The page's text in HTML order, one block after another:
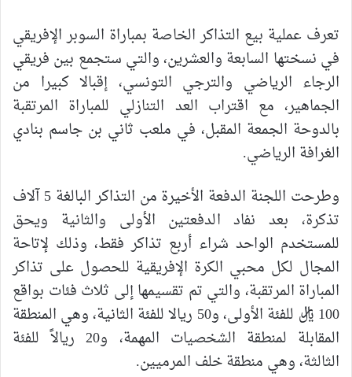
تعرف عملية بيع التذاكر الخاصة بمباراة السوبر الإفريقي
في نسختها السابعة والعشرين، والتي ستجمع بين فريقي
الرجاء الرياضي والترجي التونسي، إقبالا كبيرا من
الجماهير، مع اقتراب العد التنازلي للمباراة المرتقبة
بالدوحة الجمعة المقبل، في ملعب ثاني بن جاسم بنادي
الغرافة الرياضي.
وطرحت اللجنة الدفعة الأخيرة من التذاكر البالغة 5 آلاف
تذكرة، بعد نفاد الدفعتين الأولى والثانية ويحق
للمستخدم الواحد شراء أربع تذاكر فقط، وذلك لإتاحة
المجال لكل محبي الكرة الإفريقية للحصول على تذاكر
المباراة المرتقبة، والتي تم تقسيمها إلى ثلاث فئات بواقع
100 ريال للفئة الأولى، و50 ريالا للفئة الثانية، وهي المنطقة
المقابلة لمنطقة الشخصيات المهمة، و20 ريالاً للفئة
الثالثة، وهي منطقة خلف المرميين.